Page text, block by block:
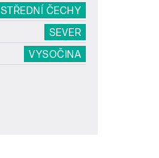
STŘEDNÍ ČECHY
SEVER
VYSOČINA